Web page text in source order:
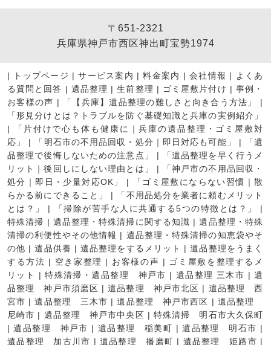
〒651-2321
兵庫県神戸市西区神出町宝勢1974
| トップページ |サービス案内 |料金案内 |会社情報 |
よくあ
る質問と回答 | 遺品整理 |生前整理 | ゴミ屋敷片付け | 事例・
お客様の声 | 「【兵庫】遺品整理の難しさと向き合う方法」
|
「形見分けとは？トラブルを防ぐ基礎知識と兵庫の実例紹介」
|
「片付けで心も体も健康に｜兵庫の遺品整理・ゴミ屋敷対
応」
| 「明石市の不用品回収・処分｜即日対応も可能」 |
「遺
品整理で後悔しないための注意点」
|
「遺品整理を早く行うメ
リット｜後回しにしない理由とは」
|
「神戸市の不用品回収・
処分｜即日・少量対応OK」
|
「ゴミ屋敷にならない習慣｜散
らかる前にできること」
|
「不用品処分を業者に頼むメリット
とは？」
| 「掃除が苦手な人に共通する5つの特徴とは？」
|
特殊清掃 | 遺品整理・特殊清掃に関する知識 |遺品整理・特殊
清掃の利便性やその他情報 | 遺品整理・特殊清掃の知恵袋やそ
の他 |遺品供養 |遺品整理をするメリット |遺品整理をうまく
する方法 | 空き家整理 | お客様の声 | ゴミ屋敷を整理するメ
リット
|特殊清掃・遺品整理 神戸市 | 遺品整理 三木市 |遺
品整理 神戸市須磨区 |遺品整理 神戸市北区 | 遺品整理 西
宮市 |遺品整理 三木市 |遺品整理 神戸市西区 | 遺品整理
尼崎市 | 遺品整理 神戸市中央区 | 特殊清掃 明石市大久保町
|遺品整理 神戸市 | 遺品整理 稲美町 |遺品整理 明石市 |
遺品整理 加古川市 | 遺品整理 播磨町 | 遺品整理 姫路市 |